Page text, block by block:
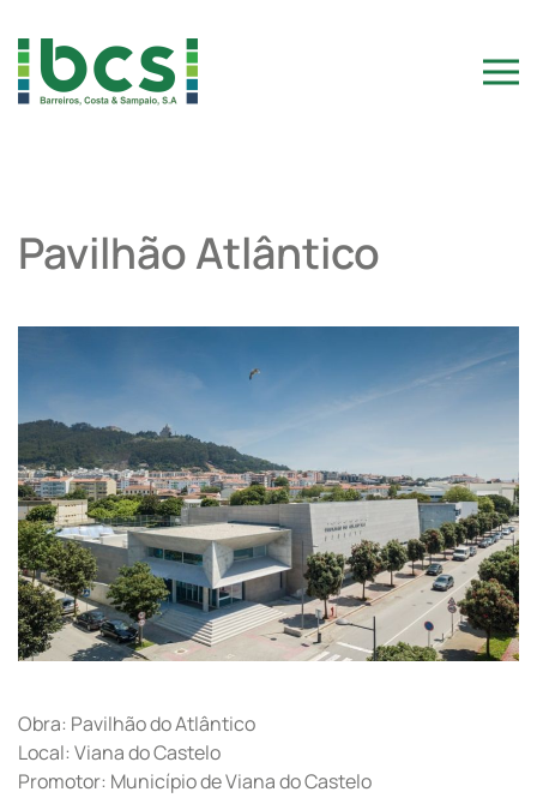
Skip to main content
Pavilhão Atlântico
Obra: Pavilhão do Atlântico
Local: Viana do Castelo
Promotor: Município de Viana do Castelo